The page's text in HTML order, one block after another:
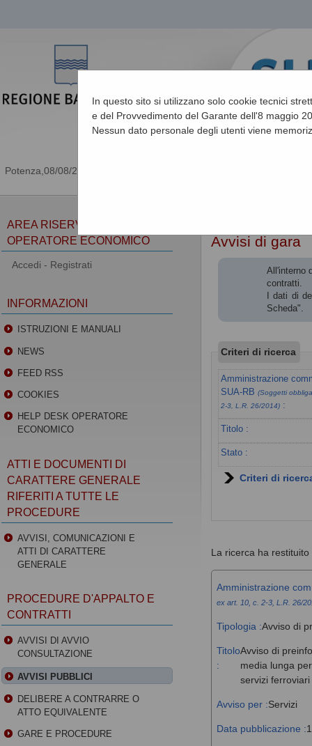
08/08/2026 05:38
In questo sito si utilizzano solo cookie tecnici
e del Provvedimento del Garante dell'8 maggio
Nessun dato personale degli utenti viene
Avvisi di gara
All'interno
contratti.
I dati di
Scheda".
Criteri di ricerca
Amministrazione
SUA-RB(Soggetti
2-3, L.R. 26/2014) :
Titolo :
Stato :
Criteri di
La ricerca ha restituito
Amministrazione
ex art. 10, c. 2-3, L.R. 26/
Tipologia :Avviso di
Titolo
:
Avviso di
media lunga
servizi
Avviso per :Servizi
Data pubblicazione :
AREA RISERVATA
OPERATORE ECONOMICO
Accedi - Registrati
INFORMAZIONI
ISTRUZIONI E MANUALI
NEWS
FEED RSS
COOKIES
HELP DESK OPERATORE
ECONOMICO
ATTI E DOCUMENTI DI
CARATTERE GENERALE
RIFERITI A TUTTE LE
PROCEDURE
AVVISI, COMUNICAZIONI E
ATTI DI CARATTERE
GENERALE
PROCEDURE D'APPALTO E
CONTRATTI
AVVISI DI AVVIO
CONSULTAZIONE
AVVISI PUBBLICI
DELIBERE A CONTRARRE O
ATTO EQUIVALENTE
GARE E PROCEDURE